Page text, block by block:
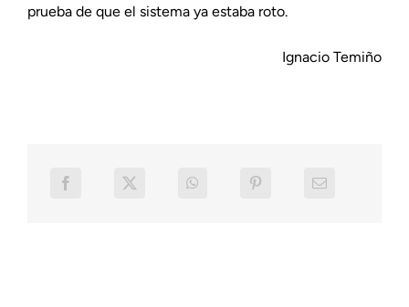
prueba de que el sistema ya estaba roto.
Ignacio Temiño